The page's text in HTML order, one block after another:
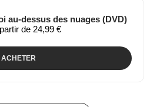
au-dessus des nuages (DVD)
de 24,99 €
ACHETER